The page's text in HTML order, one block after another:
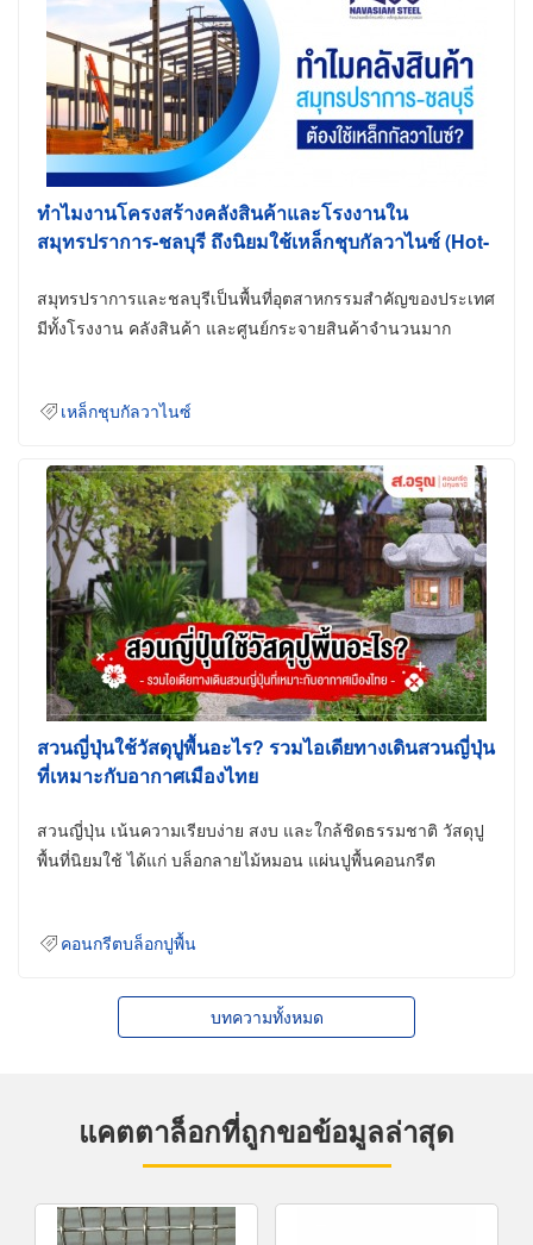
ทำไมงานโครงสร้างคลังสินค้าและโรงงานใน
สมุทรปราการ-ชลบุรี ถึงนิยมใช้เหล็กชุบกัลวาไนซ์ (Hot-
สมุทรปราการและชลบุรีเป็นพื้นที่อุตสาหกรรมสำคัญของประเทศ
มีทั้งโรงงาน คลังสินค้า และศูนย์กระจายสินค้าจำนวนมาก
เหล็กชุบกัลวาไนซ์
สวนญี่ปุ่นใช้วัสดุปูพื้นอะไร? รวมไอเดียทางเดินสวนญี่ปุ่น
ที่เหมาะกับอากาศเมืองไทย
สวนญี่ปุ่น เน้นความเรียบง่าย สงบ และใกล้ชิดธรรมชาติ วัสดุปู
พื้นที่นิยมใช้ ได้แก่ บล็อกลายไม้หมอน แผ่นปูพื้นคอนกรีต
คอนกรีตบล็อกปูพื้น
บทความทั้งหมด
แคตตาล็อกที่ถูกขอข้อมูลล่าสุด